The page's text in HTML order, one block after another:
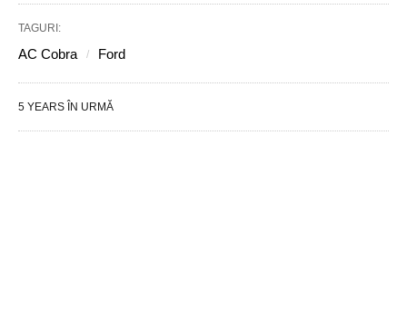
TAGURI:
AC Cobra Ford
5 YEARS ÎN URMĂ